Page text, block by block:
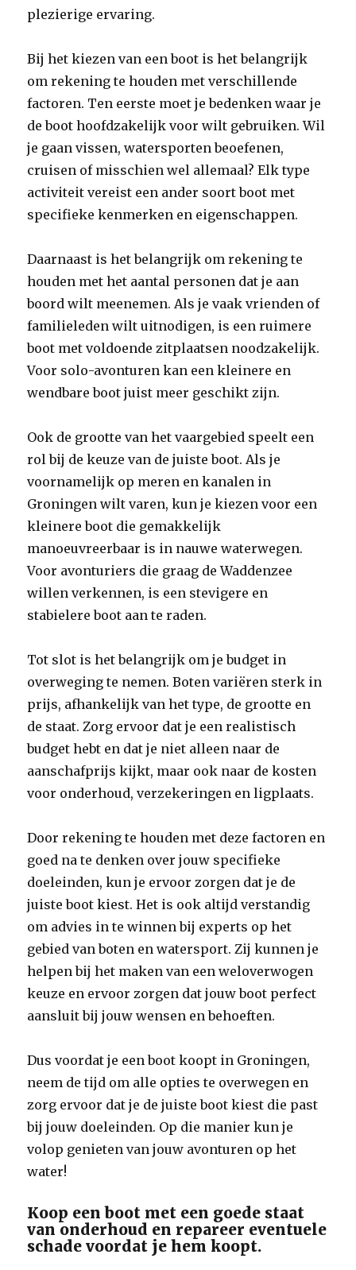
plezierige ervaring.
Bij het kiezen van een boot is het belangrijk
om rekening te houden met verschillende
factoren. Ten eerste moet je bedenken waar je
de boot hoofdzakelijk voor wilt gebruiken. Wil
je gaan vissen, watersporten beoefenen,
cruisen of misschien wel allemaal? Elk type
activiteit vereist een ander soort boot met
specifieke kenmerken en eigenschappen.
Daarnaast is het belangrijk om rekening te
houden met het aantal personen dat je aan
boord wilt meenemen. Als je vaak vrienden of
familieleden wilt uitnodigen, is een ruimere
boot met voldoende zitplaatsen noodzakelijk.
Voor solo-avonturen kan een kleinere en
wendbare boot juist meer geschikt zijn.
Ook de grootte van het vaargebied speelt een
rol bij de keuze van de juiste boot. Als je
voornamelijk op meren en kanalen in
Groningen wilt varen, kun je kiezen voor een
kleinere boot die gemakkelijk
manoeuvreerbaar is in nauwe waterwegen.
Voor avonturiers die graag de Waddenzee
willen verkennen, is een stevigere en
stabielere boot aan te raden.
Tot slot is het belangrijk om je budget in
overweging te nemen. Boten variëren sterk in
prijs, afhankelijk van het type, de grootte en
de staat. Zorg ervoor dat je een realistisch
budget hebt en dat je niet alleen naar de
aanschafprijs kijkt, maar ook naar de kosten
voor onderhoud, verzekeringen en ligplaats.
Door rekening te houden met deze factoren en
goed na te denken over jouw specifieke
doeleinden, kun je ervoor zorgen dat je de
juiste boot kiest. Het is ook altijd verstandig
om advies in te winnen bij experts op het
gebied van boten en watersport. Zij kunnen je
helpen bij het maken van een weloverwogen
keuze en ervoor zorgen dat jouw boot perfect
aansluit bij jouw wensen en behoeften.
Dus voordat je een boot koopt in Groningen,
neem de tijd om alle opties te overwegen en
zorg ervoor dat je de juiste boot kiest die past
bij jouw doeleinden. Op die manier kun je
volop genieten van jouw avonturen op het
water!
Koop een boot met een goede staat
van onderhoud en repareer eventuele
schade voordat je hem koopt.